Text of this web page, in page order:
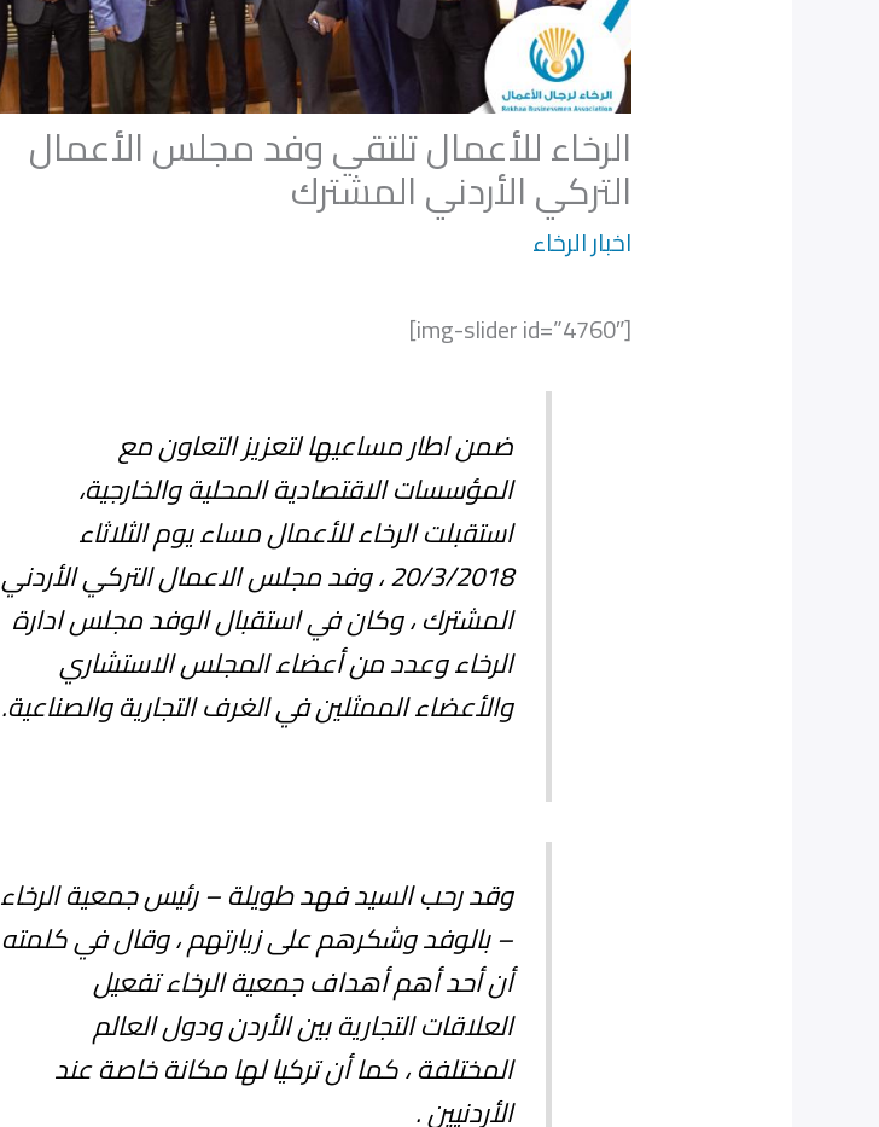
​الرخاء للأعمال تلتقي وفد مجلس الأعمال
التركي الأردني المشترك‎
اخبار الرخاء
[img-slider id=”4760″]
ضمن اطار مساعيها لتعزيز التعاون مع
المؤسسات الاقتصادية المحلية والخارجية،
استقبلت الرخاء للأعمال مساء يوم الثلاثاء
20/3/2018 ، وفد مجلس الاعمال التركي الأردني
المشترك ، وكان في استقبال الوفد مجلس ادارة
الرخاء وعدد من أعضاء المجلس الاستشاري
والأعضاء الممثلين في الغرف التجارية والصناعية.
وقد رحب السيد فهد طويلة – رئيس جمعية الرخاء
– بالوفد وشكرهم على زيارتهم ، وقال في كلمته
أن أحد أهم أهداف جمعية الرخاء تفعيل
العلاقات التجارية بين الأردن ودول العالم
المختلفة ، كما أن تركيا لها مكانة خاصة عند
الأردنيين .